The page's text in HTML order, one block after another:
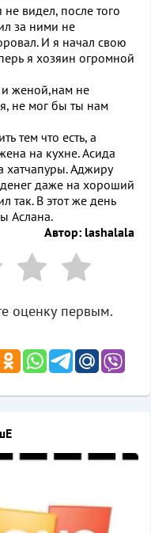
видел, после того
за ними не
И я начал свою
я хозяин огромной
женой,нам не
не мог бы ты нам
тем что есть, а
на кухне. Асида
хатчапуры. Аджиру
даже на хороший
так. В этот же день
Аслана.
Автор: lashalala
оценку первым.